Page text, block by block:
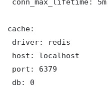
conn_max_lifetime: 5m
cache:
driver: redis
host: localhost
port: 6379
db: 0